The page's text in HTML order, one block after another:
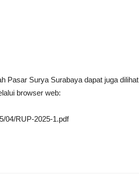
Pasar Surya Surabaya dapat juga dilihat
browser web:
04/RUP-2025-1.pdf